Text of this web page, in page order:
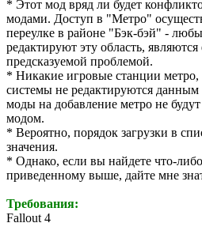
* Этот мод вряд ли будет
модами. Доступ в "Метро"
переулке в районе "Бэк-бэй" -
редактируют эту область,
предсказуемой проблемой.
* Никакие игровые станции
системы не редактируются
моды на добавление метро не
модом.
* Вероятно, порядок загрузки в
значения.
* Однако, если вы найдете что-
приведенному выше, дайте мне
Требования:
Fallout 4